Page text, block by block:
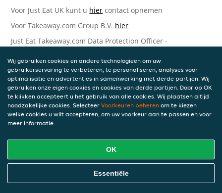
Voor Just Eat UK kunt u hier contact opnemen
Voor Takeaway.com Group B.V. hier
Just Eat Takeaway.com Data Protection Officer -
Piet Heinkade 61
1019 GM Amsterdam
Nederland
Bijgewerkte versies van deze
Privacyverklaring
Wij kunnen deze Verklaring van tijd tot tijd bijwerken als
reactie op veranderende juridische, technische of zakelijke
ontwikkelingen. Wanneer wij onze Privacyverklaring
bijwerken, zullen wij passende maatregelen nemen om u
op de hoogte te brengen, in overeenstemming met het
Wij gebruiken cookies en andere technologieën om uw
gebruikerservaring te verbeteren, te personaliseren, analyses voor
optimalisatie en advertenties in samenwerking met derde partijen. Wij
gebruiken onze eigen cookies en cookies van derde partijen. Door op OK
te klikken accepteert u het gebruik van alle cookies. Wij plaatsen altijd
noodzakelijke cookies. Selecteer Voorkeuren beheren om te kiezen
welke cookies u wilt accepteren, om uw voorkeur aan te passen en voor
meer informatie.
OK
Essentiële